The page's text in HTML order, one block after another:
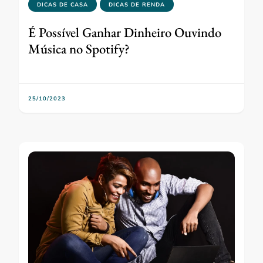
DICAS DE CASA DICAS DE RENDA
É Possível Ganhar Dinheiro Ouvindo
Música no Spotify?
25/10/2023